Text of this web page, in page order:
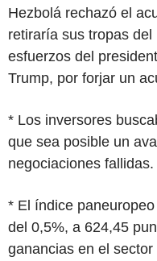
Hezbolá rechazó el
retiraría sus tropas
esfuerzos del
Trump, por forjar un
* Los inversores
que sea posible un
negociaciones fallidas.
* El índice
del 0,5%, a 624,45
ganancias en el